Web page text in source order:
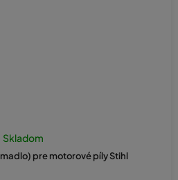
pre motorové píly Stihl
Skladom